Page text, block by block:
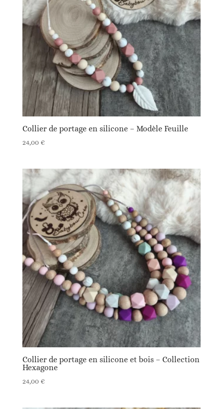
Collier de portage en silicone – Modèle Feuille
24,00 €
Collier de portage en silicone et bois – Collection
Hexagone
24,00 €